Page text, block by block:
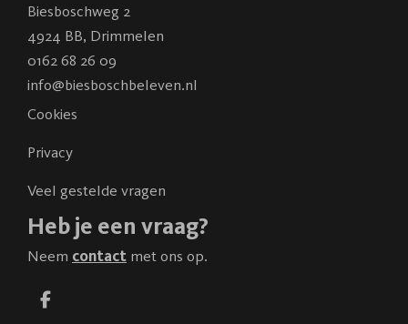
Biesboschweg 2
4924 BB, Drimmelen
0162 68 26 09
info@biesboschbeleven.nl
Cookies
Privacy
Veel gestelde vragen
Heb je een vraag?
Neem contact met ons op.